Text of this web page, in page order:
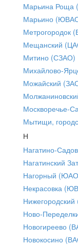
Марьина Роща
Марьино
Метрогородок
Мещанский
Митино (СЗАО)
Михайлово-
Можайский
Москворечье-
Мытищи,
Н
Нагатино-
Нагатинский
Нагорный
Некрасовка
Ново-
Новогиреево
Новокосино